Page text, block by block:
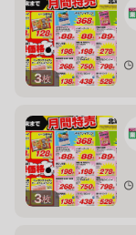
3枚
3枚